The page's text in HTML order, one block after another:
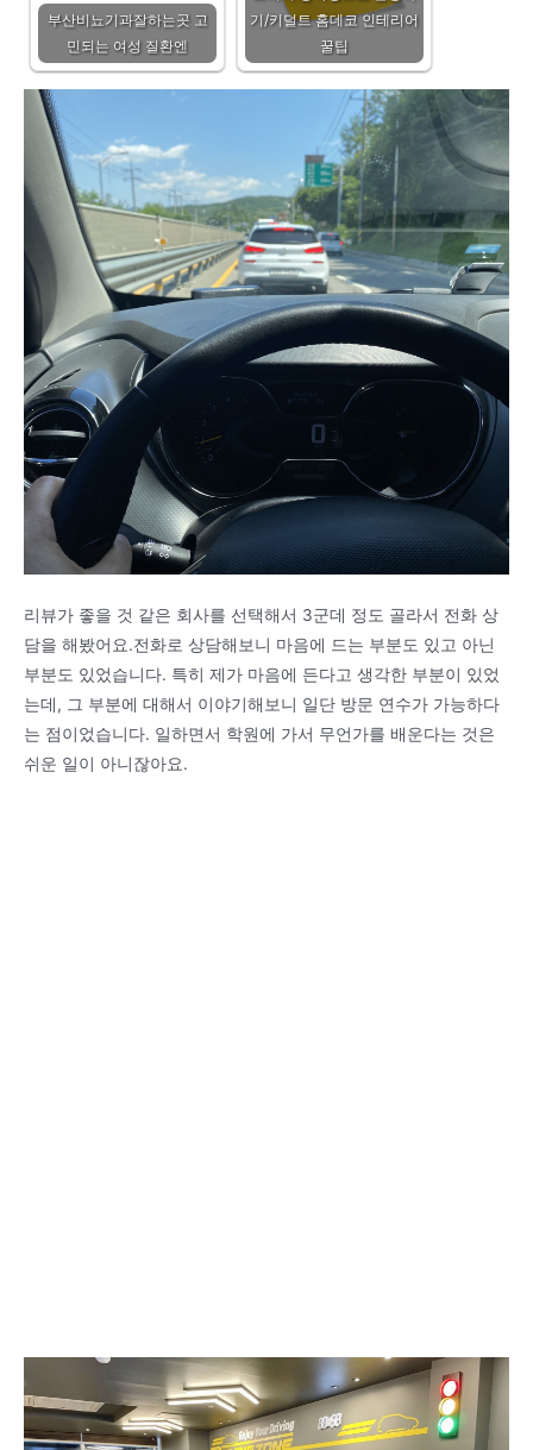
부산비뇨기과잘하는곳 고
민되는 여성 질환엔
기/키덜트 홈데코 인테리어
꿀팁
리뷰가 좋을 것 같은 회사를 선택해서 3군데 정도 골라서 전화 상
담을 해봤어요.전화로 상담해보니 마음에 드는 부분도 있고 아닌
부분도 있었습니다. 특히 제가 마음에 든다고 생각한 부분이 있었
는데, 그 부분에 대해서 이야기해보니 일단 방문 연수가 가능하다
는 점이었습니다. 일하면서 학원에 가서 무언가를 배운다는 것은
쉬운 일이 아니잖아요.